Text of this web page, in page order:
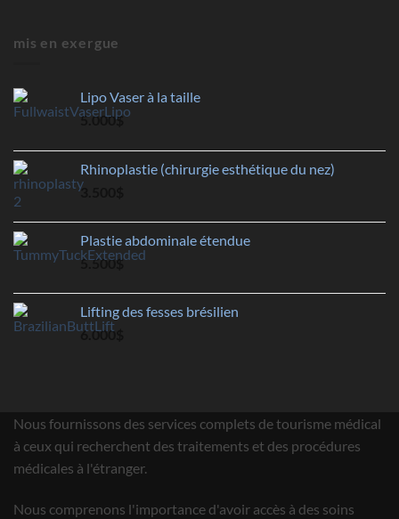
mis en exergue
Lipo Vaser à la taille
5.000$
Rhinoplastie (chirurgie esthétique du nez)
3.500
Plastie abdominale étendue
5.500$
Lifting des fesses brésilien
6.000
Nous fournissons des services complets de tourisme médical
à ceux qui recherchent des traitements et des procédures
médicales à l'étranger.
Nous comprenons l'importance d'avoir accès à des soins